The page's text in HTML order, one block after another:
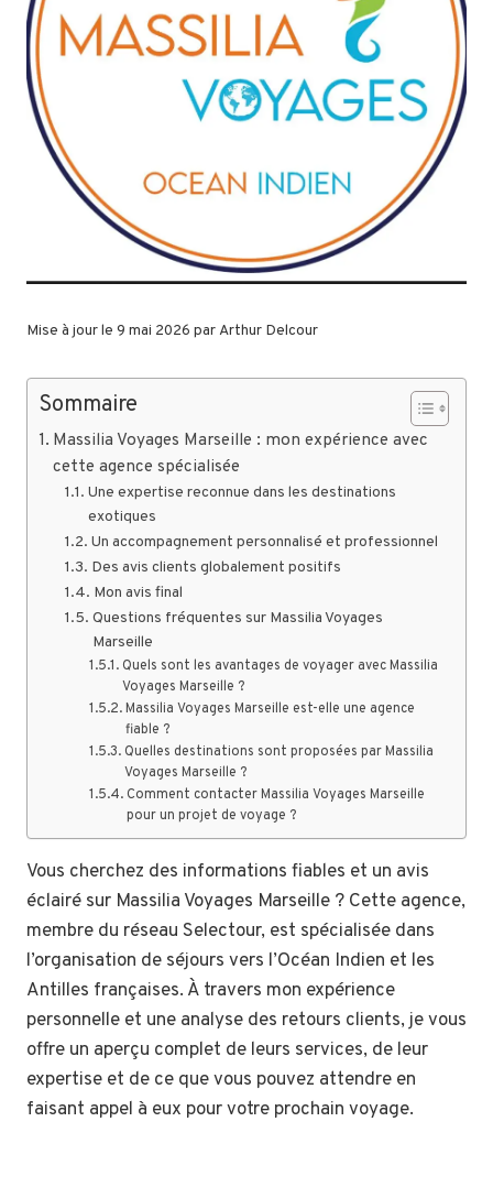
Mise à jour le 9 mai 2026 parArthur Delcour
Sommaire
Massilia Voyages Marseille : mon expérience avec
cette agence spécialisée
Une expertise reconnue dans les destinations
exotiques
Un accompagnement personnalisé et professionnel
Des avis clients globalement positifs
Mon avis final
Questions fréquentes sur Massilia Voyages
Marseille
Quels sont les avantages de voyager avec Massilia
Voyages Marseille ?
Massilia Voyages Marseille est-elle une agence
fiable ?
Quelles destinations sont proposées par Massilia
Voyages Marseille ?
Comment contacter Massilia Voyages Marseille
pour un projet de voyage ?
Vous cherchez des informations fiables et un avis
éclairé sur Massilia Voyages Marseille ? Cette agence,
membre du réseau Selectour, est spécialisée dans
l’organisation de séjours vers l’Océan Indien et les
Antilles françaises. À travers mon expérience
personnelle et une analyse des retours clients, je vous
offre un aperçu complet de leurs services, de leur
expertise et de ce que vous pouvez attendre en
faisant appel à eux pour votre prochain voyage.